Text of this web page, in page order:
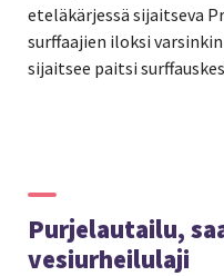
eteläkärjessä sijaitseva
surffaajien iloksi
sijaitsee paitsi
Purjelautailu,
vesiurheilulaji